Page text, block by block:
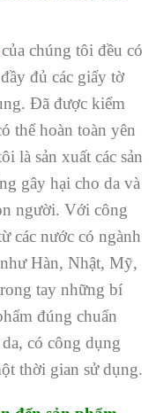
của chúng tôi đều có
đủ các giấy tờ
Đã được kiểm
thể hoàn toàn yên
là sản xuất các sản
gây hại cho da và
người. Với công
các nước có ngành
Hàn, Nhật, Mỹ,
tay những bí
đúng chuẩn
có công dụng
thời gian sử dụng.